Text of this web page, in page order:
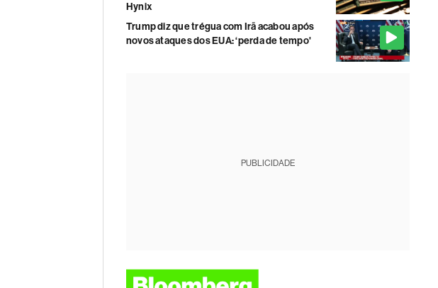
Hynix
Trump diz que trégua com Irã acabou após
novos ataques dos EUA: ‘perda de tempo'
PUBLICIDADE